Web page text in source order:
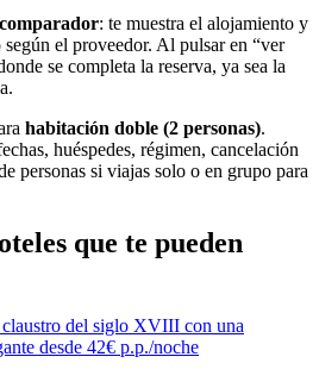
comparador: te muestra el alojamiento y
el proveedor. Al pulsar en “ver
se completa la reserva, ya sea la
habitación doble (2 personas).
huéspedes, régimen, cancelación
personas si viajas solo o en grupo para
que te pueden